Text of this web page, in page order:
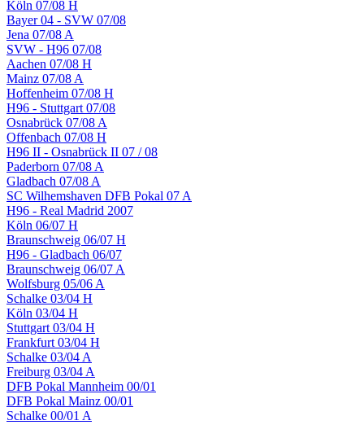
Köln 07/08 H
Bayer 04 - SVW 07/08
Jena 07/08 A
SVW - H96 07/08
Aachen 07/08 H
Mainz 07/08 A
Hoffenheim 07/08 H
H96 - Stuttgart 07/08
Osnabrück 07/08 A
Offenbach 07/08 H
H96 II - Osnabrück II 07 / 08
Paderborn 07/08 A
Gladbach 07/08 A
SC Wilhemshaven DFB Pokal 07 A
H96 - Real Madrid 2007
Köln 06/07 H
Braunschweig 06/07 H
H96 - Gladbach 06/07
Braunschweig 06/07 A
Wolfsburg 05/06 A
Schalke 03/04 H
Köln 03/04 H
Stuttgart 03/04 H
Frankfurt 03/04 H
Schalke 03/04 A
Freiburg 03/04 A
DFB Pokal Mannheim 00/01
DFB Pokal Mainz 00/01
Schalke 00/01 A